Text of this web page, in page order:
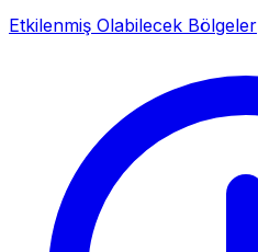
Etkilenmiş Olabilecek Bölgeler